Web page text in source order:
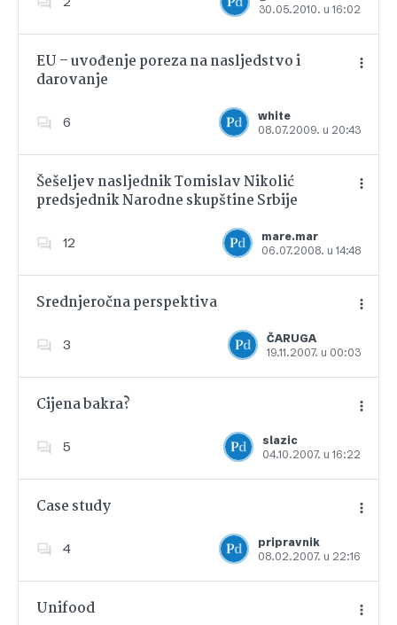
30.05.2010. u 16:02
EU – uvođenje poreza na nasljedstvo i
darovanje
6
white
08.07.2009. u 20:43
Dodajte u favorite
Šešeljev nasljednik Tomislav Nikolić
predsjednik Narodne skupštine Srbije
12
mare.mar
06.07.2008. u 14:48
Dodajte u favorite
Srednjeročna perspektiva
3
ČARUGA
19.11.2007. u 00:03
Dodajte u favorite
Cijena bakra?
5
slazic
04.10.2007. u 16:22
Dodajte u favorite
Case study
4
pripravnik
08.02.2007. u 22:16
Dodajte u favorite
Unifood